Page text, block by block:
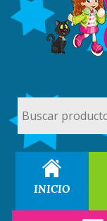
por:
INICIO